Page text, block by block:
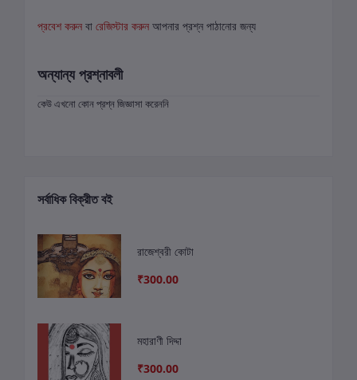
প্রবেশ করুন বা রেজিস্টার করুন আপনার প্রশ্ন পাঠানোর জন্য
অন্যান্য প্রশ্নাবলী
কেউ এখনো কোন প্রশ্ন জিজ্ঞাসা করেননি
সর্বাধিক বিক্রীত বই
রাজেশ্বরী কোটা
₹300.00
মহারাণী দিদ্দা
₹300.00